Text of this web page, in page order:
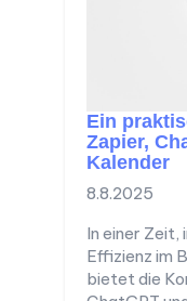
Ein
Zapier,
Kalender
8.8.2025
In einer Zeit,
Effizienz im
bietet die